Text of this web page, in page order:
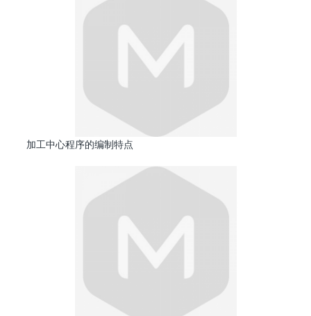
加工中心程序的编制特点